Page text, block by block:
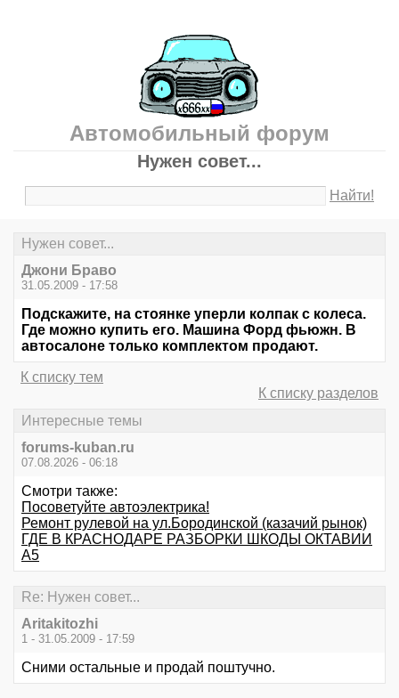
Автомобильный форум
Нужен совет...
Найти!
Нужен совет...
Джони Браво
31.05.2009 - 17:58
Подскажите, на стоянке уперли колпак с колеса.
Где можно купить его. Машина Форд фьюжн. В
автосалоне только комплектом продают.
К списку тем
К списку разделов
Интересные темы
forums-kuban.ru
07.08.2026 - 06:18
Смотри также:
Посоветуйте автоэлектрика!
Ремонт рулевой на ул.Бородинской (казачий рынок)
ГДЕ В КРАСНОДАРЕ РАЗБОРКИ ШКОДЫ ОКТАВИИ
А5
Re: Нужен совет...
Aritakitozhi
1 - 31.05.2009 - 17:59
Сними остальные и продай поштучно.